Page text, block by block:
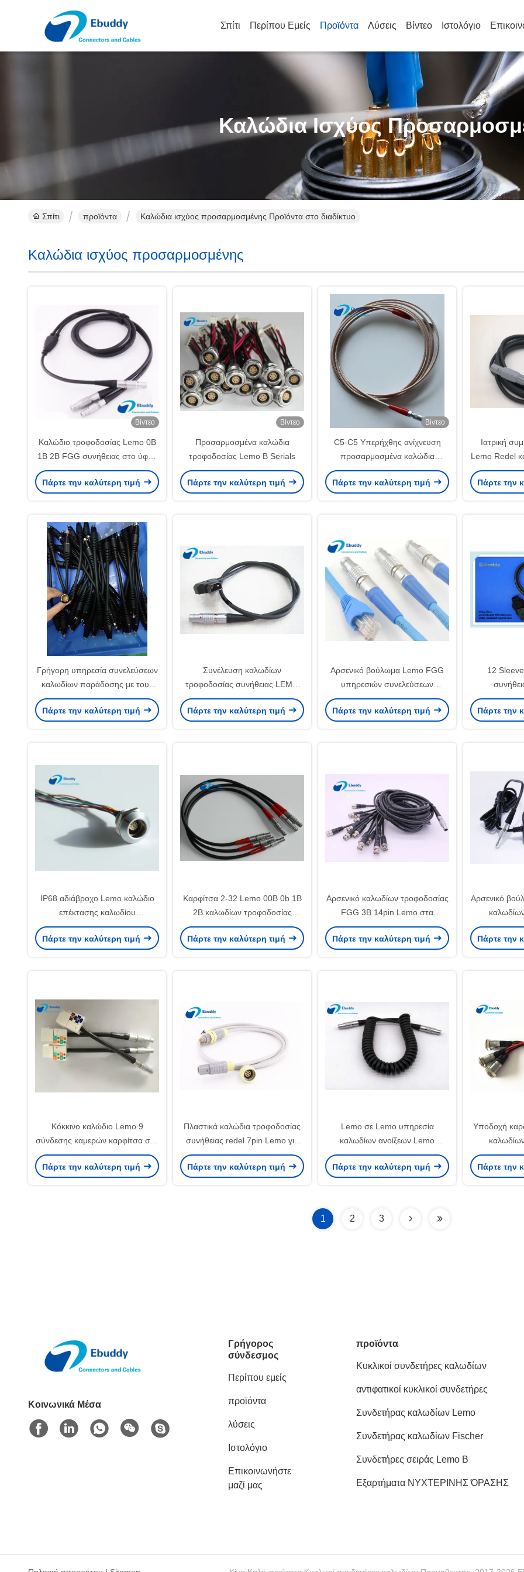
Σπίτι Περίπου Εμείς Προϊόντα Λύσεις Βίντεο Ιστολόγιο
Καλώδια Ισχύος
Σπίτι προϊόντα Καλώδια ισχύος προσαρμοσμένης Προϊόντα στο διαδίκτυο
Καλώδια ισχύος προσαρμοσμένης
Βίντεο
Καλώδιο τροφοδοσίας Lemo 0B
1B 2B FGG συνήθειας στο ύφος
Lemo FGG 1 έως 2 καλώδια
Πάρτε την καλύτερη τιμή
Βίντεο
Προσαρμοσμένα καλώδια
τροφοδοσίας Lemo B Serials
Πάρτε την καλύτερη τιμή
Βίντεο
C5-C5 Υπερήχθης ανίχνευση
προσαρμοσμένα καλώδια
τροφοδοσίας
Πάρτε την καλύτερη τιμή
Ιατρική
Lemo Redel
στο
Πάρτε την
Γρήγορη υπηρεσία συνελεύσεων
καλωδίων παράδοσης με τους
συμβατούς συνδετήρες
Lemo/Fischer/ODU
Πάρτε την καλύτερη τιμή
Συνέλευση καλωδίων
τροφοδοσίας συνήθειας LEMO
FISCHER για ιατρικό ακουστικό
τηλεοπτικό στρατιωτικό
Πάρτε την καλύτερη τιμή
Αρσενικό βούλωμα Lemo FGG
υπηρεσιών συνελεύσεων
καλωδίων Lemo στο καλώδιο
Ethernet ασπίδων RJ45
Πάρτε την καλύτερη τιμή
12
ΚΑΡΦΙΤΣΩΝ
ηλεκτρικού
Πάρτε την
IP68 αδιάβροχο Lemo καλώδιο
επέκτασης καλωδίου
τροφοδοσίας Κ τμηματικό,
αρσενικό/θηλυκό
Πάρτε την καλύτερη τιμή
Καρφίτσα 2-32 Lemo 00B 0b 1B
2B καλωδίων τροφοδοσίας
συνήθειας του /TPE/PVC
πυριτίου εξουσιοδότηση 1 έτους
Πάρτε την καλύτερη τιμή
Αρσενικό καλωδίων τροφοδοσίας
FGG 3B 14pin Lemo στα
αρσενικά καλώδια BNC για τη
συσκευή ανίχνευσης
Πάρτε την καλύτερη τιμή
Αρσενικό
συνήθειας
Πάρτε την
Κόκκινο καλώδιο Lemo 9
σύνδεσης καμερών καρφίτσα στο
θηλυκό Ethernet καλώδιο RJ45
για το ΚΌΚΚΙΝΟ EPIC/το ΔΡΆΚΟ
Πάρτε την καλύτερη τιμή
Πλαστικά καλώδια τροφοδοσίας
συνήθειας redel 7pin Lemo για
τον εξοπλισμό αισθητικής
χειρουργικής
Πάρτε την καλύτερη τιμή
Lemo σε Lemo υπηρεσία
καλωδίων ανοίξεων Lemo
συνελεύσεων καλωδίων
συνήθειας asselbly
Πάρτε την καλύτερη τιμή
Υποδοχή
συνήθειας
Πάρτε την
1 2 3
Κοινωνικά Μέσα
Γρήγορος
σύνδεσμος
Περίπου εμείς
προϊόντα
λύσεις
Ιστολόγιο
Επικοινωνήστε
μαζί μας
προϊόντα
Κυκλικοί συνδετήρες καλωδίων
αντιφατικοί κυκλικοί συνδετήρες
Συνδετήρας καλωδίων Lemo
Συνδετήρας καλωδίων Fischer
Συνδετήρες σειράς Lemo Β
Εξαρτήματα ΝΥΧΤΕΡΙΝΗΣ ΌΡΑΣΗΣ